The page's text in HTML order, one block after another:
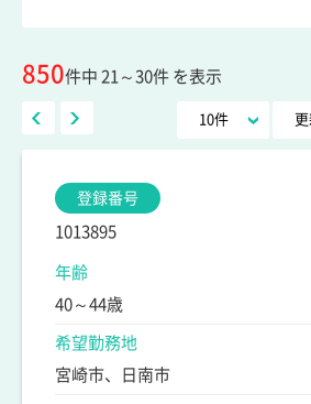
850件中 21～30件 を表示
登録番号
1013895
年齢
40～44歳
希望勤務地
宮崎市、日南市